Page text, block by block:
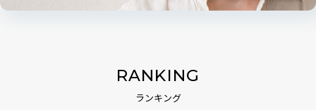
RANKING
ランキング